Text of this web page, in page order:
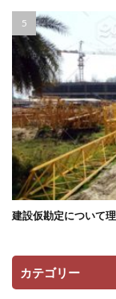
建設仮勘定について
カテゴリー